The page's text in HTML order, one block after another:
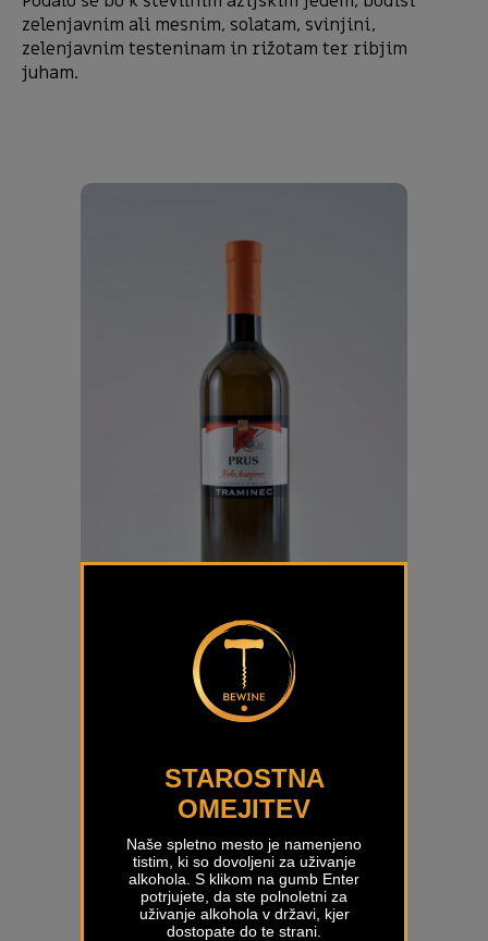
STAROSTNA
OMEJITEV
Naše spletno mesto je namenjeno
tistim, ki so dovoljeni za uživanje
alkohola. S klikom na gumb Enter
potrjujete, da ste polnoletni za
uživanje alkohola v državi, kjer
dostopate do te strani.
zelenjavnim ali mesnim, solatam, svinjini,
zelenjavnim testeninam in rižotam ter ribjim
juham.
Traminec Prus